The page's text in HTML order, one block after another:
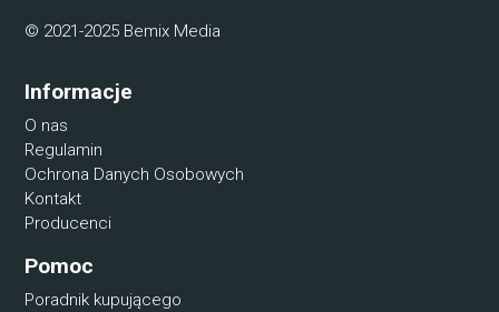
© 2021-2025 Bemix Media
Informacje
O nas
Regulamin
Ochrona Danych Osobowych
Kontakt
Producenci
Pomoc
Poradnik kupującego